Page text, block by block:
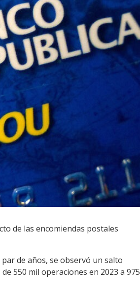
de las encomiendas postales
de años, se observó un salto
550 mil operaciones en 2023 a 975